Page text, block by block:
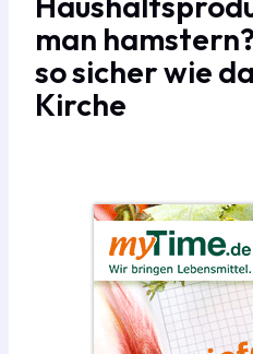
man
so sicher wie
Kirche